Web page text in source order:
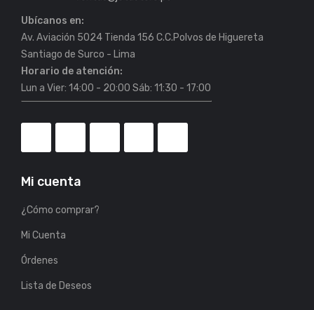
Ubícanos en:
Av. Aviación 5024 Tienda 156 C.C.Polvos de Higuereta
Horario de atención:
Lun a Vier: 14:00 - 20:00 Sáb: 11:30 - 17:00
Mi cuenta
¿Cómo comprar?
Mi Cuenta
Órdenes
Lista de Deseos